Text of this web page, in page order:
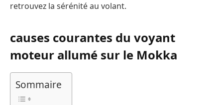
retrouvez la sérénité au volant.
causes courantes du voyant
moteur allumé sur le Mokka
Sommaire